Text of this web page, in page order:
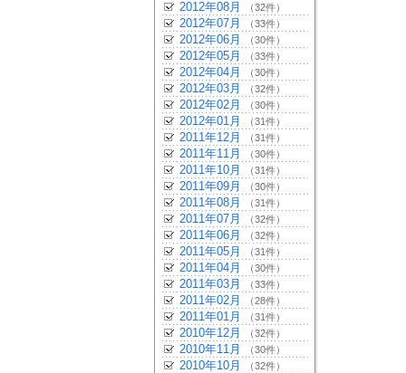
2012年08月 （32件）
2012年07月 （33件）
2012年06月 （30件）
2012年05月 （33件）
2012年04月 （30件）
2012年03月 （32件）
2012年02月 （30件）
2012年01月 （31件）
2011年12月 （31件）
2011年11月 （30件）
2011年10月 （31件）
2011年09月 （30件）
2011年08月 （31件）
2011年07月 （32件）
2011年06月 （32件）
2011年05月 （31件）
2011年04月 （30件）
2011年03月 （33件）
2011年02月 （28件）
2011年01月 （31件）
2010年12月 （32件）
2010年11月 （30件）
2010年10月 （32件）